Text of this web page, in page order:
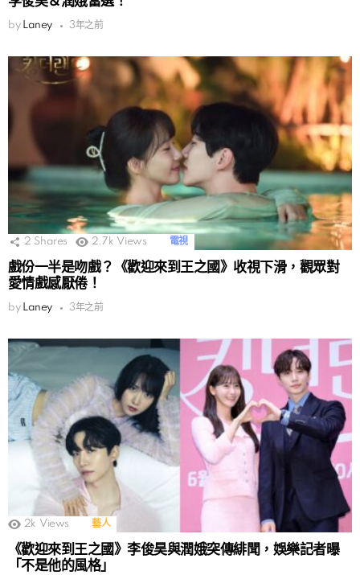
by Laney 3年之前
2 Shares 2.7k Views 電視
戲份一半是吻戲？《歡迎來到王之國》收視下滑，觀眾對
愛情戲感厭倦！
by Laney 3年之前
2k Views 藝人
《歡迎來到王之國》李俊昊與潤娥突傳緋聞，娛樂記者曝
「不是他的風格」